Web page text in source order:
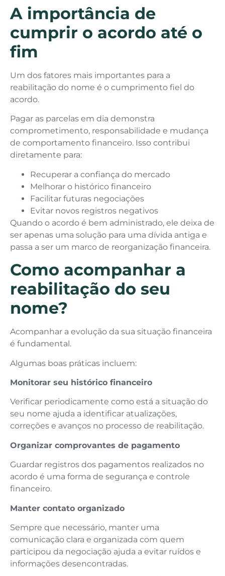
A importância de
cumprir o acordo até o
fim
Um dos fatores mais importantes para a
reabilitação do nome é o cumprimento fiel do
acordo.
Pagar as parcelas em dia demonstra
comprometimento, responsabilidade e mudança
de comportamento financeiro. Isso contribui
diretamente para:
Recuperar a confiança do mercado
Melhorar o histórico financeiro
Facilitar futuras negociações
Evitar novos registros negativos
Quando o acordo é bem administrado, ele deixa de
ser apenas uma solução para uma dívida antiga e
passa a ser um marco de reorganização financeira.
Como acompanhar a
reabilitação do seu
nome?
Acompanhar a evolução da sua situação financeira
é fundamental.
Algumas boas práticas incluem:
Monitorar seu histórico financeiro
Verificar periodicamente como está a situação do
seu nome ajuda a identificar atualizações,
correções e avanços no processo de reabilitação.
Organizar comprovantes de pagamento
Guardar registros dos pagamentos realizados no
acordo é uma forma de segurança e controle
financeiro.
Manter contato organizado
Sempre que necessário, manter uma
comunicação clara e organizada com quem
participou da negociação ajuda a evitar ruídos e
informações desencontradas.